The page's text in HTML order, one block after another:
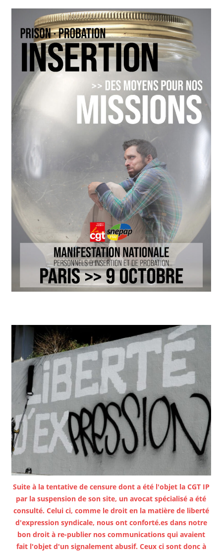
Suite à la tentative de censure dont a été l'objet la CGT IP
par la suspension de son site, un avocat spécialisé a été
consulté. Celui ci, comme le droit en la matière de liberté
d'expression syndicale, nous ont conforté.es dans notre
bon droit à re-publier nos communications qui avaient
fait l'objet d'un signalement abusif. Ceux ci sont donc à